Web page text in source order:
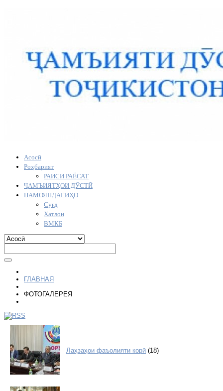
Асосӣ
Роҳбарият
РАИСИ РАЁСАТ
ҶАМЪИЯТҲОИ ДЎСТӢ
НАМОЯНДАГИҲО
Суғд
Хатлон
ВМКБ
ГЛАВНАЯ
ФОТОГАЛЕРЕЯ
Лаҳзаҳои фаъолияти корӣ (18)